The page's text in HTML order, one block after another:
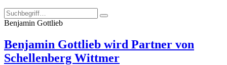
Benjamin Gottlieb
Benjamin Gottlieb wird Partner von
Schellenberg Wittmer